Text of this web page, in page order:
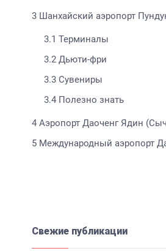
3Шанхайский аэропорт
3.1 Терминалы
3.2Дьюти-фри
3.3Сувениры
3.4Полезно знать
4Аэропорт Даоченг Ядин
5Международный аэропорт
Свежие публикации